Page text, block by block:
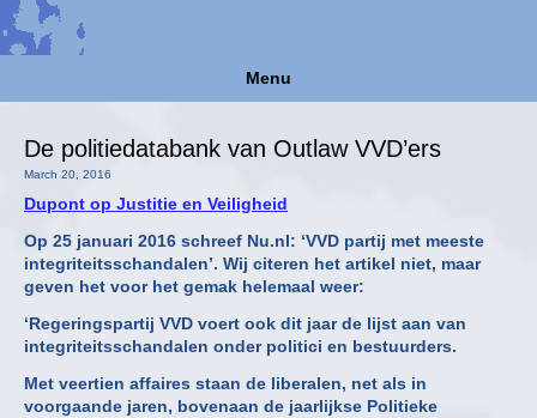
Menu
De politiedatabank van Outlaw VVD’ers
March 20, 2016
Dupont op Justitie en Veiligheid
Op 25 januari 2016 schreef Nu.nl: ‘VVD partij met meeste
integriteitsschandalen’. Wij citeren het artikel niet, maar
geven het voor het gemak helemaal weer:
‘Regeringspartij VVD voert ook dit jaar de lijst aan van
integriteitsschandalen onder politici en bestuurders.
Met veertien affaires staan de liberalen, net als in
voorgaande jaren, bovenaan de jaarlijkse Politieke